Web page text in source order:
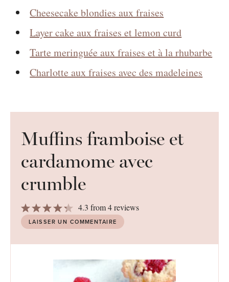
Cheesecake blondies aux fraises
Layer cake aux fraises et lemon curd
Tarte meringuée aux fraises et à la rhubarbe
Charlotte aux fraises avec des madeleines
Muffins framboise et
cardamome avec
crumble
Stars
4
Stars
3
Stars
2
Stars
1
Star
4.3 from4reviews
LAISSER UN COMMENTAIRE